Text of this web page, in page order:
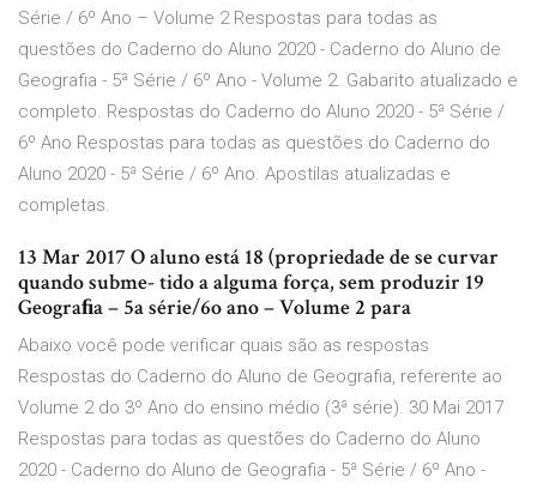
Série / 6º Ano – Volume 2 Respostas para todas as
questões do Caderno do Aluno 2020 - Caderno do Aluno de
Geografia - 5ª Série / 6º Ano - Volume 2. Gabarito atualizado e
completo. Respostas do Caderno do Aluno 2020 - 5ª Série /
6º Ano Respostas para todas as questões do Caderno do
Aluno 2020 - 5ª Série / 6º Ano. Apostilas atualizadas e
completas.
13 Mar 2017 O aluno está 18 (propriedade de se curvar
quando subme- tido a alguma força, sem produzir 19
Geograﬁa – 5a série/6o ano – Volume 2 para
Abaixo você pode verificar quais são as respostas
Respostas do Caderno do Aluno de Geografia, referente ao
Volume 2 do 3º Ano do ensino médio (3ª série). 30 Mai 2017
Respostas para todas as questões do Caderno do Aluno
2020 - Caderno do Aluno de Geografia - 5ª Série / 6º Ano -